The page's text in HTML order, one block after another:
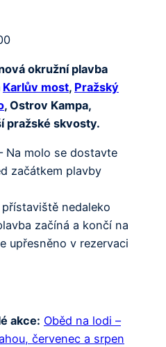
okružní plavba
Karlův most, Pražský
, Ostrov Kampa,
pražské skvosty.
Na molo se dostavte
začátkem plavby
přístaviště nedaleko
začíná a končí na
upřesněno v rezervaci
akce: Oběd na lodi –
červenec a srpen